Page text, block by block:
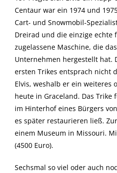
Centaur war ein 1974 und
Cart- und Snowmobil-
Dreirad und die einzige echte
zugelassene Maschine, die
Unternehmen hergestellt hat.
ersten Trikes entsprach nicht
Elvis, weshalb er ein weiteres
heute in Graceland. Das
im Hinterhof eines Bürgers
es später restaurieren ließ.
einem Museum in Missouri.
(4500 Euro).
Sechsmal so viel oder auch